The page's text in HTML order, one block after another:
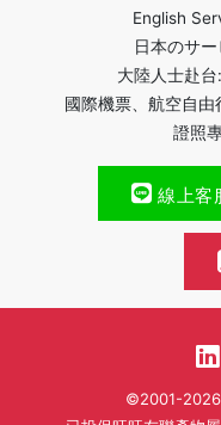
English
日本のサ
大陸人士赴台:
國際機票、航空自
證照
線上客
©2001-